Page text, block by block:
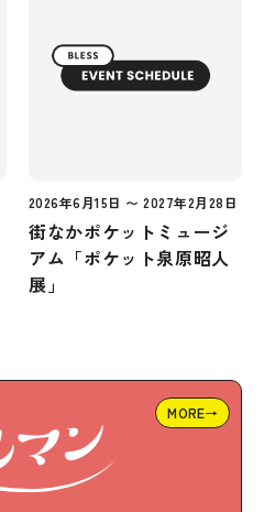
2026年6月15日 〜 2027年2月28日
街なかポケットミュージ
アム「ポケット泉原昭人
展」
MORE→